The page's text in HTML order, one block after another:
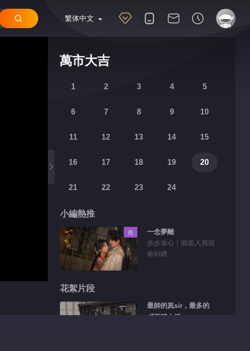
繁体中文
萬市大吉
1 2 3 4 5
6 7 8 9 10
11 12 13 14 15
16 17 18 19 20
21 22 23 24
小編熱推
薦
一念夢離
步步攻心！假面入局宿
命糾纏
花絮片段
最帥的岚sir，最多的
威亞體力活